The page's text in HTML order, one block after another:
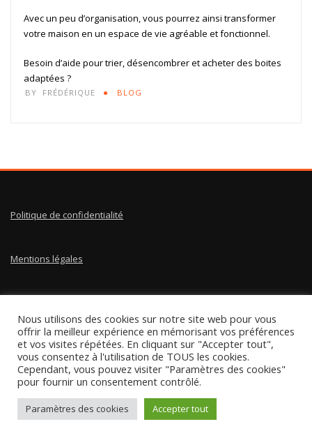
Avec un peu d’organisation, vous pourrez ainsi transformer
votre maison en un espace de vie agréable et fonctionnel.
Besoin d’aide pour trier, désencombrer et acheter des boites
adaptées ?
BY FRÉDÉRIQUE BLOG
Politique de confidentialité
Mentions légales
Instagram
YouTube
TikTok
Facebook
LinkedIn
Pinterest
Droits d'auteur © 2025 | Par Ma maison bien rangée
Nous utilisons des cookies sur notre site web pour vous
offrir la meilleur expérience en mémorisant vos préférences
et vos visites répétées. En cliquant sur "Accepter tout",
vous consentez à l'utilisation de TOUS les cookies.
Cependant, vous pouvez visiter "Paramètres des cookies"
pour fournir un consentement contrôlé.
Paramètres des cookies Accepter tout